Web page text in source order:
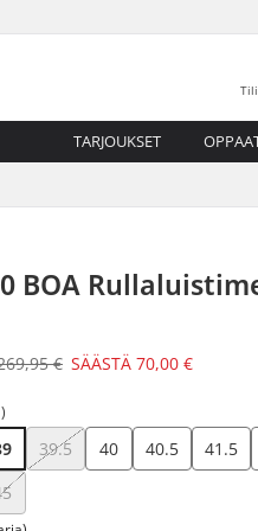
TARJOUKSET
BOA
€ SÄÄSTÄ70,00 €
39.5 40 40.5 41.5